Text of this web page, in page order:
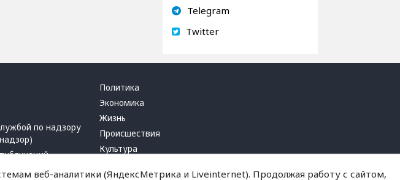
Telegram
Twitter
по надзору
Политика
Экономика
Жизнь
Происшествия
Культура
веб-аналитики (ЯндексМетрика и Liveinternet). Продолжая работу с сайтом,